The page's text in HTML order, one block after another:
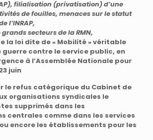
filialisation (privatisation) d’une
de fouilles, menaces sur le statut
l’INRAP,
secteurs de la RMN,
la loi dite de « Mobilité » véritable
contre le service public, en
à l’Assemblée Nationale pour
juin
le refus catégorique du Cabinet de
organisations syndicales le
supprimés dans les
centrales comme dans les services
encore les établissements pour les